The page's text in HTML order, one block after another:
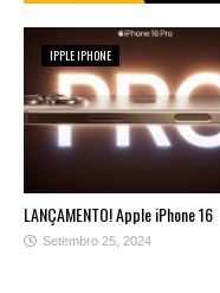
IPPLE IPHONE
LANÇAMENTO! Apple iPhone 16
Setembro 25, 2024